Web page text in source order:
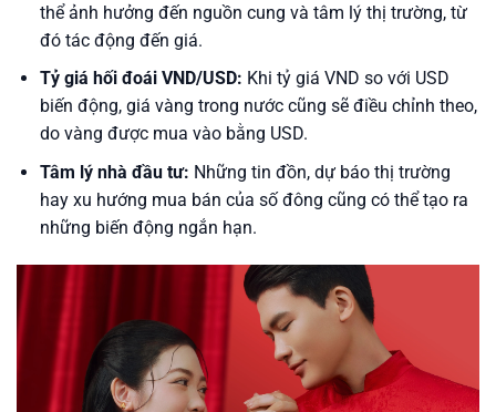
thể ảnh hưởng đến nguồn cung và tâm lý thị trường, từ
đó tác động đến giá.
Tỷ giá hối đoái VND/USD: Khi tỷ giá VND so với USD
biến động, giá vàng trong nước cũng sẽ điều chỉnh theo,
do vàng được mua vào bằng USD.
Tâm lý nhà đầu tư: Những tin đồn, dự báo thị trường
hay xu hướng mua bán của số đông cũng có thể tạo ra
những biến động ngắn hạn.